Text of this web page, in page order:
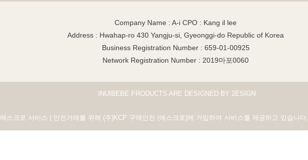
Company Name : A-i CPO : Kang il lee
Address : Hwahap-ro 430 Yangju-si, Gyeonggi-do Republic of Korea
Business Registration Number : 659-01-00925
Network Registration Number : 2019마포0060
INUIBEBE PRODUCTS ARE DESIGNED BY 2ESIGN
에스크로 서비스 | 안전거래를 위해 (주)KCP 구매안전 (에스크로)에 가입하여 서비스를 제공하고 있습니다.